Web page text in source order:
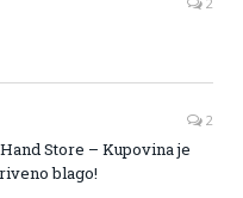
2
Store – Kupovina je
blago!